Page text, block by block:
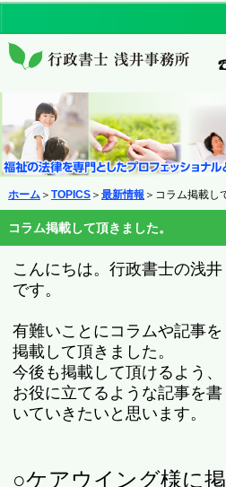
ホーム ＞ TOPICS＞ 最新情報 ＞コラム掲載し
コラム掲載して頂きました。
こんにちは。行政書士の浅井
です。
有難いことにコラムや記事を
掲載して頂きました。
今後も掲載して頂けるよう、
お役に立てるような記事を書
いていきたいと思います。
○ケアウイング様に